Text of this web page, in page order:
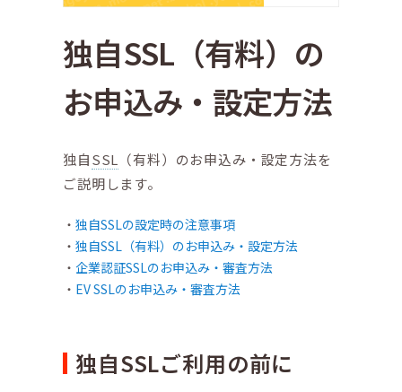
独自SSL（有料）の
お申込み・設定方法
独自SSL （有料）のお申込み・設定方法を
ご説明します。
独自SSLの設定時の注意事項
独自SSL（有料）のお申込み・設定方法
企業認証SSLのお申込み・審査方法
EV SSLのお申込み・審査方法
独自SSLご利用の前に